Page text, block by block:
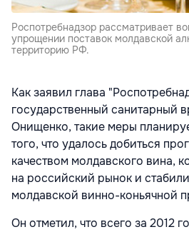
Роспотребнадзор рассматривает
упрощении поставок молдавской
территорию РФ.
Как заявил глава
государственный санитарный
Онищенко, такие меры
того, что удалось добиться
качеством молдавского вина,
на российский рынок и
молдавской винно-коньячной
Он отметил, что всего за 2012